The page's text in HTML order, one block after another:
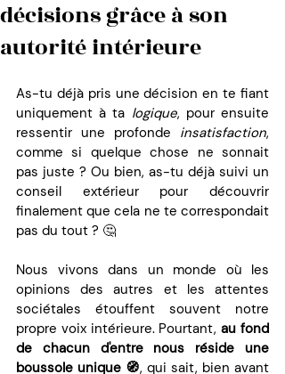
décisions grâce à son
autorité intérieure
As-tu déjà pris une décision en te fiant
uniquement à ta logique, pour ensuite
ressentir une profonde insatisfaction,
comme si quelque chose ne sonnait
pas juste ? Ou bien, as-tu déjà suivi un
conseil extérieur pour découvrir
finalement que cela ne te correspondait
pas du tout ? 🤔
Nous vivons dans un monde où les
opinions des autres et les attentes
sociétales étouffent souvent notre
propre voix intérieure. Pourtant, au fond
de chacun d'entre nous réside une
boussole unique 🧭, qui sait, bien avant